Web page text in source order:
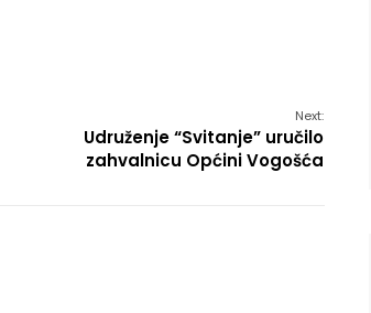
Next:
Udruženje “Svitanje” uručilo
zahvalnicu Općini Vogošća